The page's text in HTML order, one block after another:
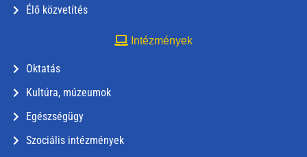
Élő közvetítés
Intézmények
Oktatás
Kultúra, múzeumok
Egészségügy
Szociális intézmények